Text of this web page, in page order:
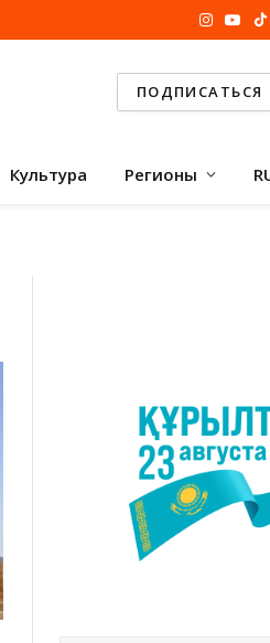
Instagram
ПОДПИСАТЬСЯ
Культура Регионы